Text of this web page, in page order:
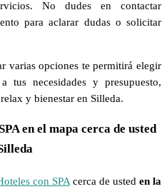
No dudes en contactar
para aclarar dudas o solicitar
varias opciones te permitirá elegir
necesidades y presupuesto,
y bienestar en Silleda.
en el mapa cerca de usted
con SPAcerca de usted en la